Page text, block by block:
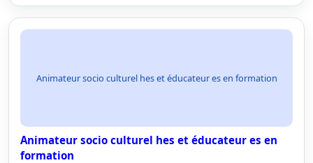
Animateur socio culturel hes et éducateur es en formation
Animateur socio culturel hes et éducateur es en
formation